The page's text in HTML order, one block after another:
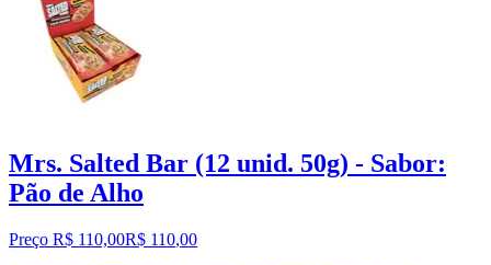
Mrs. Salted Bar (12 unid. 50g) - Sabor:
Pão de Alho
Preço R$ 110,00R$ 110,00